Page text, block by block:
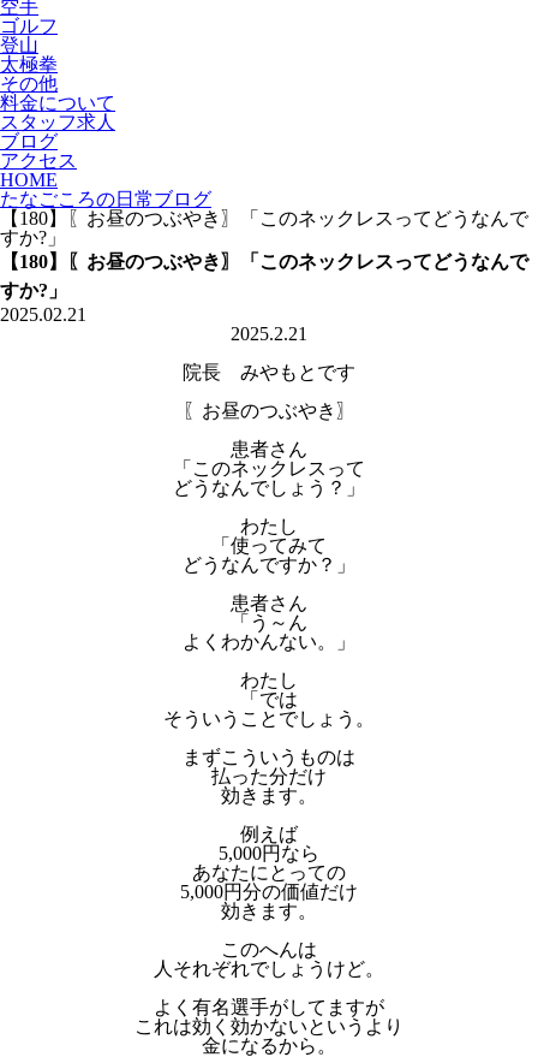
空手
ゴルフ
登山
太極拳
その他
料金について
スタッフ求人
ブログ
アクセス
HOME
たなごころの日常ブログ
【180】〖お昼のつぶやき〗「このネックレスってどうなんで
すか?」
【180】〖お昼のつぶやき〗「このネックレスってどうなんで
すか?」
2025.02.21
2025.2.21
院長 みやもとです
〖お昼のつぶやき〗
患者さん
「このネックレスって
どうなんでしょう？」
わたし
「使ってみて
どうなんですか？」
患者さん
「う～ん
よくわかんない。」
わたし
「では
そういうことでしょう。
まずこういうものは
払った分だけ
効きます。
例えば
5,000円なら
あなたにとっての
5,000円分の価値だけ
効きます。
このへんは
人それぞれでしょうけど。
よく有名選手がしてますが
これは効く効かないというより
金になるから。